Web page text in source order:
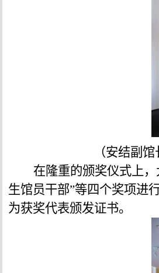
（安结副馆
在隆重的颁奖仪式上
生馆员干部”等四个奖项进
为获奖代表颁发证书。